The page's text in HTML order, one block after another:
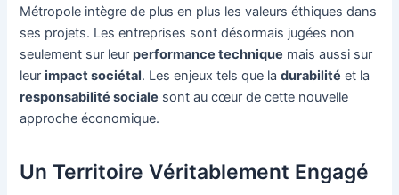
Métropole intègre de plus en plus les valeurs éthiques dans
ses projets. Les entreprises sont désormais jugées non
seulement sur leurperformance technique mais aussi sur
leurimpact sociétal. Les enjeux tels que ladurabilité et la
responsabilité sociale sont au cœur de cette nouvelle
approche économique.
Un Territoire Véritablement Engagé